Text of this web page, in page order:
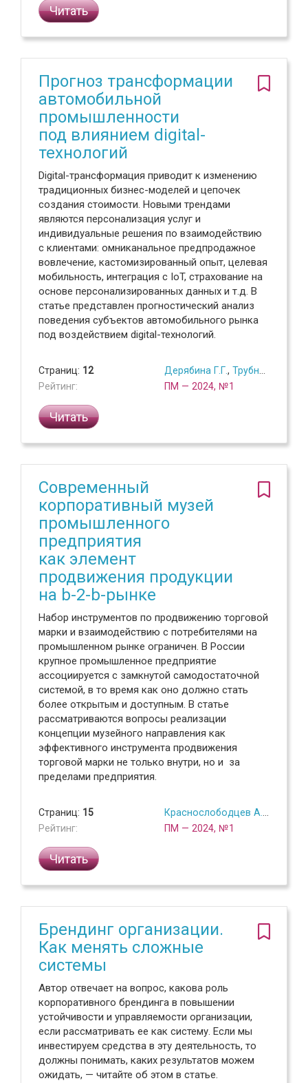
Читать
Прогноз трансформации
автомобильной
промышленности
под влиянием digital-
технологий
Digital-трансформация приводит к изменению
традиционных бизнес-моделей и цепочек
создания стоимости. Новыми трендами
являются персонализация услуг и
индивидуальные решения по взаимодействию
с клиентами: омниканальное предпродажное
вовлечение, кастомизированный опыт, целевая
мобильность, интеграция с IoT, страхование на
основе персонализированных данных и т.д. В
статье представлен прогностический анализ
поведения субъектов автомобильного рынка
под воздействием digital-технологий.
Страниц: 12
Рейтинг:
Дерябина Г.Г., Трубникова Н.В.
ПМ — 2024, №1
Читать
Современный
корпоративный музей
промышленного
предприятия
как элемент
продвижения продукции
на b-2-b-рынке
Набор инструментов по продвижению торговой
марки и взаимодействию с потребителями на
промышленном рынке ограничен. В России
крупное промышленное предприятие
ассоциируется с замкнутой самодостаточной
системой, в то время как оно должно стать
более открытым и доступным. В статье
рассматриваются вопросы реализации
концепции музейного направления как
эффективного инструмента продвижения
торговой марки не только внутри, но и за
пределами предприятия.
Страниц: 15
Рейтинг:
ПМ — 2024, №1
Читать
Брендинг организации.
Как менять сложные
системы
Автор отвечает на вопрос, какова роль
корпоративного брендинга в повышении
устойчивости и управляемости организации,
если рассматривать ее как систему. Если мы
инвестируем средства в эту деятельность, то
должны понимать, каких результатов можем
ожидать, — читайте об этом в статье.